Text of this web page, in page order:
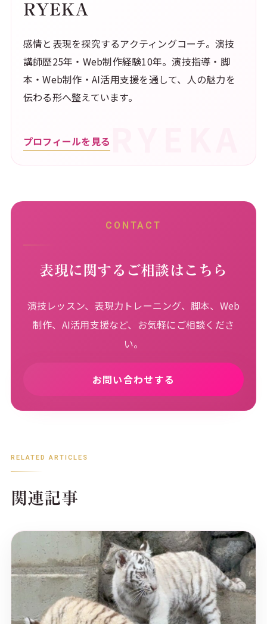
RYEKA
感情と表現を探究するアクティングコーチ。演技
講師歴25年・Web制作経験10年。演技指導・脚
本・Web制作・AI活用支援を通して、人の魅力を
伝わる形へ整えています。
プロフィールを見る
CONTACT
表現に関するご相談はこちら
演技レッスン、表現力トレーニング、脚本、Web
制作、AI活用支援など、お気軽にご相談くださ
い。
お問い合わせする
RELATED ARTICLES
関連記事